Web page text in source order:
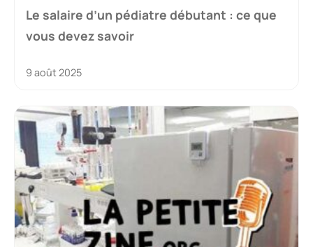
Le salaire d’un pédiatre débutant : ce que
vous devez savoir
9 août 2025